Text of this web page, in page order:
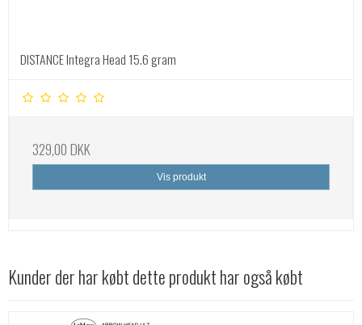
DISTANCE Integra Head 15.6 gram
329,00 DKK
Vis produkt
Kunder der har købt dette produkt har også købt